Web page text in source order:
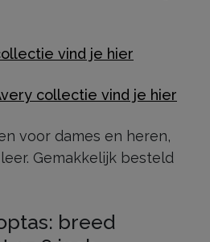
vind je hier
collectie vind je hier
voor dames en heren,
Gemakkelijk besteld
breed